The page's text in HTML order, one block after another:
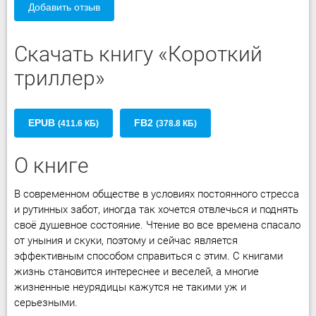
Добавить отзыв
Скачать книгу «Короткий
триллер»
EPUB (411.6 КБ) FB2 (378.8 КБ)
О книге
В современном обществе в условиях постоянного стресса
и рутинных забот, иногда так хочется отвлечься и поднять
своё душевное состояние. Чтение во все времена спасало
от уныния и скуки, поэтому и сейчас является
эффективным способом справиться с этим. С книгами
жизнь становится интереснее и веселей, а многие
жизненные неурядицы кажутся не такими уж и
серьезными.